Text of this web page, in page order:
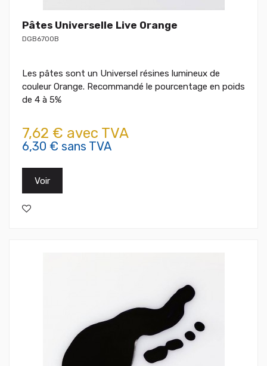
Pâtes Universelle Live Orange
DGB6700B
Les pâtes sont un Universel résines lumineux de
couleur Orange. Recommandé le pourcentage en poids
de 4 à 5%
7,62 € avec TVA
6,30 € sans TVA
Voir